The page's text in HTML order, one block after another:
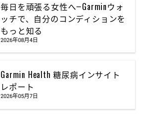
毎日を頑張る女性へ―Garminウォ
ッチで、自分のコンディションを
もっと知る
2026年08月4日
Garmin Health 糖尿病インサイト
レポート
2026年05月7日